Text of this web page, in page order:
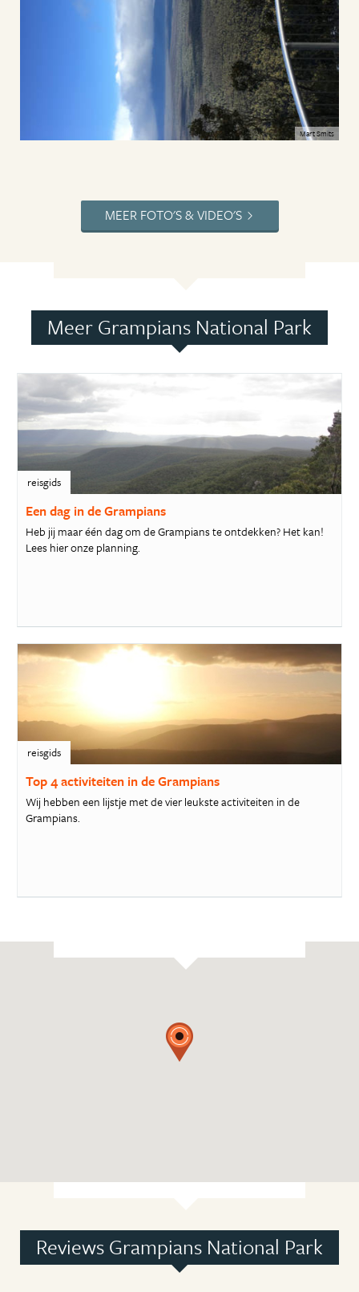
Mart Smits
MEER FOTO'S & VIDEO'S
Meer Grampians National Park
reisgids
Een dag in de Grampians
Heb jij maar één dag om de Grampians te ontdekken? Het kan!
Lees hier onze planning.
reisgids
Top 4 activiteiten in de Grampians
Wij hebben een lijstje met de vier leukste activiteiten in de
Grampians.
Reviews Grampians National Park